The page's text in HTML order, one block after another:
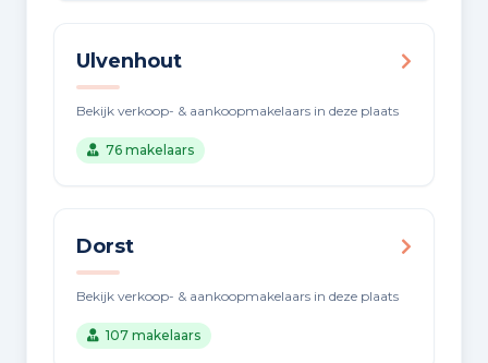
Ulvenhout
Bekijk verkoop- & aankoopmakelaars in deze plaats
76 makelaars
Dorst
Bekijk verkoop- & aankoopmakelaars in deze plaats
107 makelaars